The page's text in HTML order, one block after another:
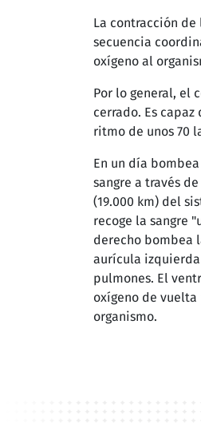
La contracción
secuencia
oxígeno al
Por lo general, el
cerrado. Es
ritmo de unos 70
En un día
sangre a través
(19.000 km) del
recoge la sangre
derecho bombea
aurícula izquierda
pulmones. El
oxígeno de
organismo.